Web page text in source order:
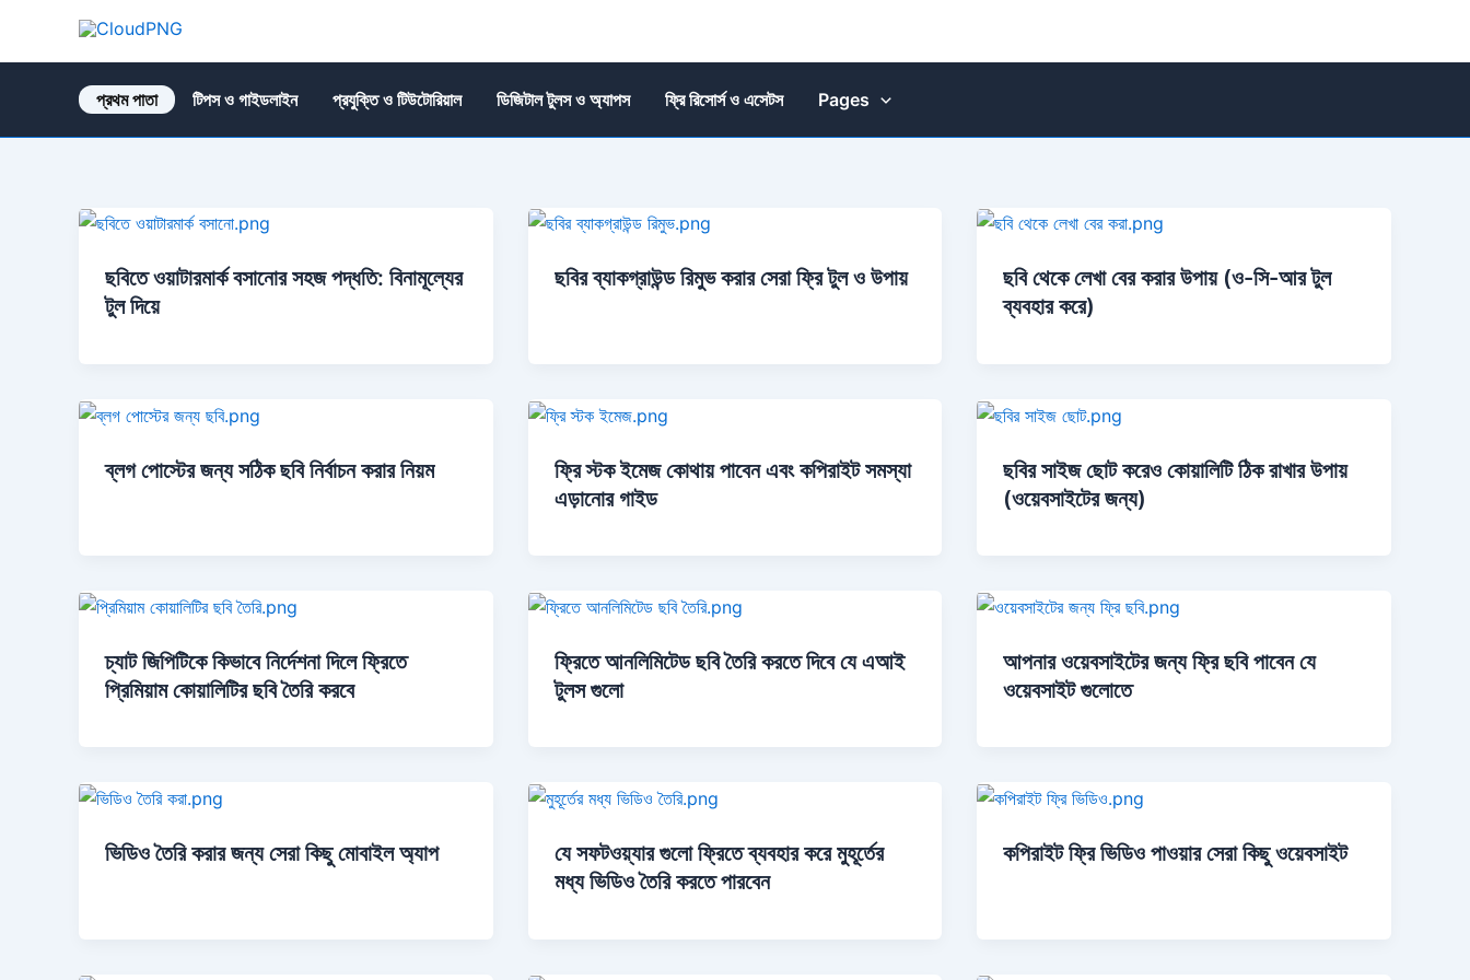
প্রথম পাতা টিপস ও গাইডলাইন প্রযুক্তি ও টিউটোরিয়াল ডিজিটাল টুলস ও অ্যাপস ফ্রি রিসোর্স ও এসেটস Pages
ছবিতে ওয়াটারমার্ক বসানোর সহজ পদ্ধতি: বিনামূল্যের
টুল দিয়ে
ছবির ব্যাকগ্রাউন্ড রিমুভ করার সেরা ফ্রি টুল ও উপায়
ছবি থেকে লেখা বের করার উপায় (ও-সি-আর টুল
ব্যবহার করে)
ব্লগ পোস্টের জন্য সঠিক ছবি নির্বাচন করার নিয়ম
ফ্রি স্টক ইমেজ কোথায় পাবেন এবং কপিরাইট সমস্যা
এড়ানোর গাইড
ছবির সাইজ ছোট করেও কোয়ালিটি ঠিক রাখার উপায়
(ওয়েবসাইটের জন্য)
চ্যাট জিপিটিকে কিভাবে নির্দেশনা দিলে ফ্রিতে
প্রিমিয়াম কোয়ালিটির ছবি তৈরি করবে
ফ্রিতে আনলিমিটেড ছবি তৈরি করতে দিবে যে এআই
টুলস গুলো
আপনার ওয়েবসাইটের জন্য ফ্রি ছবি পাবেন যে
ওয়েবসাইট গুলোতে
ভিডিও তৈরি করার জন্য সেরা কিছু মোবাইল অ্যাপ
যে সফটওয়্যার গুলো ফ্রিতে ব্যবহার করে মুহূর্তের
মধ্য ভিডিও তৈরি করতে পারবেন
কপিরাইট ফ্রি ভিডিও পাওয়ার সেরা কিছু ওয়েবসাইট